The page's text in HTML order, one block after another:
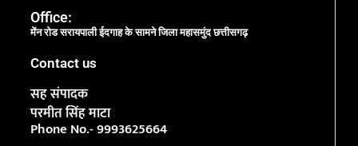
Office:
मेंन रोड सरायपाली ईदगाह के सामने जिला महासमुंद छत्तीसगढ़
Contact us
सह संपादक
परमीत सिंह माटा
Phone No.- 9993625664